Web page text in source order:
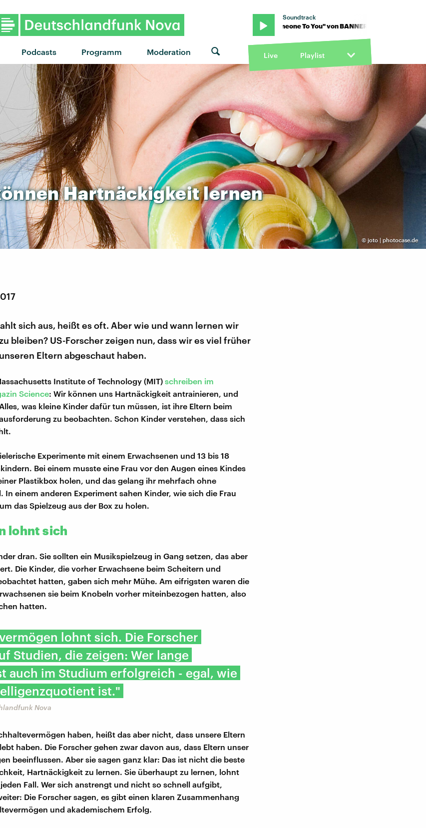
Podcasts Programm Moderation
Soundtrack
"Someone To You" von BANNERS · "Someone To You" von BANNERS · "Someone To You" von
Live Playlist
© joto | photocase.de
Hartnäckigkeitlernen
sich aus, heißt es oft. Aber wie und wann lernen wir
bleiben? US-Forscher zeigen nun, dass wir es viel früher
Eltern abgeschaut haben.
Institute of Technology (MIT) schreiben im
Science: Wir können uns Hartnäckigkeit antrainieren, und
was kleine Kinder dafür tun müssen, ist ihre Eltern beim
zu beobachten. Schon Kinder verstehen, dass sich
Experimente mit einem Erwachsenen und 13 bis 18
Bei einem musste eine Frau vor den Augen eines Kindes
Plastikbox holen, und das gelang ihr mehrfach ohne
In einem anderen Experiment sahen Kinder, wie sich die Frau
das Spielzeug aus der Box zu holen.
lohnt sich
dran. Sie sollten ein Musikspielzeug in Gang setzen, das aber
Die Kinder, die vorher Erwachsene beim Scheitern und
hatten, gaben sich mehr Mühe. Am eifrigsten waren die
sie beim Knobeln vorher miteinbezogen hatten, also
hatten.
lohnt sich. Die Forscher
Studien, die zeigen: Wer lange
auch im Studium erfolgreich - egal, wie
ist."
Nova
haben, heißt das aber nicht, dass unsere Eltern
haben. Die Forscher gehen zwar davon aus, dass Eltern unser
beeinflussen. Aber sie sagen ganz klar: Das ist nicht die beste
Hartnäckigkeit zu lernen. Sie überhaupt zu lernen, lohnt
Fall. Wer sich anstrengt und nicht so schnell aufgibt,
Die Forscher sagen, es gibt einen klaren Zusammenhang
und akademischem Erfolg.